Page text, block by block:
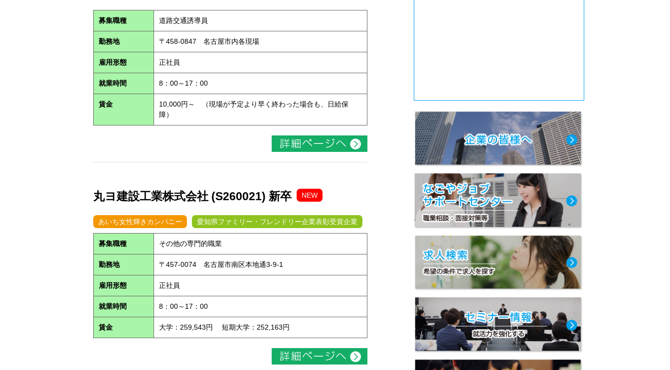
募集職種 道路交通誘導員
勤務地 〒458-0847 名古屋市内各現場
雇用形態 正社員
就業時間 8：00～17：00
賃金
10,000円～ （現場が予定より早く終わった場合も、日給保
障）
丸ヨ建設工業株式会社 (S260021) 新卒 NEW
あいち女性輝きカンパニー 愛知県ファミリー・フレンドリー企業表彰受賞企業
募集職種 その他の専門的職業
勤務地 〒457-0074 名古屋市南区本地通3-9-1
雇用形態 正社員
就業時間 8：00～17：00
賃金 大学：259,543円 短期大学：252,163円